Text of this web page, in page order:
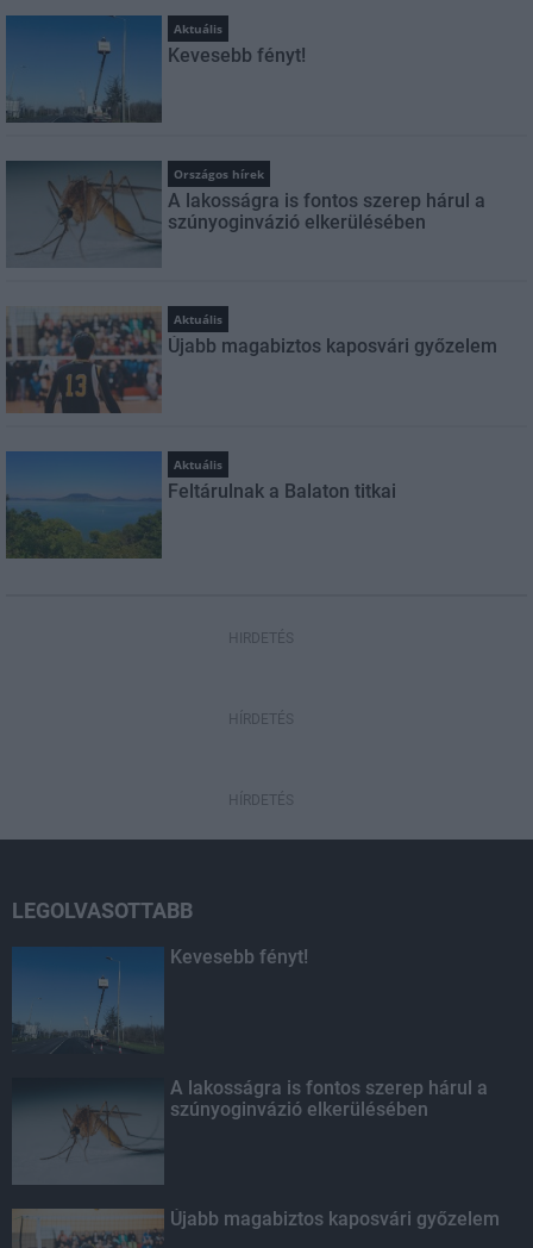
Aktuális
Kevesebb fényt!
Országos hírek
A lakosságra is fontos szerep hárul a
szúnyoginvázió elkerülésében
Aktuális
Újabb magabiztos kaposvári győzelem
Aktuális
Feltárulnak a Balaton titkai
HIRDETÉS
HÍRDETÉS
HÍRDETÉS
LEGOLVASOTTABB
Kevesebb fényt!
A lakosságra is fontos szerep hárul a
szúnyoginvázió elkerülésében
Újabb magabiztos kaposvári győzelem